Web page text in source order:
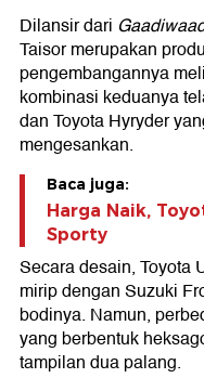
Dilansir dari
Taisor merupakan
pengembangannya
kombinasi keduanya
dan Toyota Hyryder
mengesankan.
Baca juga:
Harga Naik,
Sporty
Secara desain, Toyota
mirip dengan Suzuki
bodinya. Namun,
yang berbentuk
tampilan dua palang.